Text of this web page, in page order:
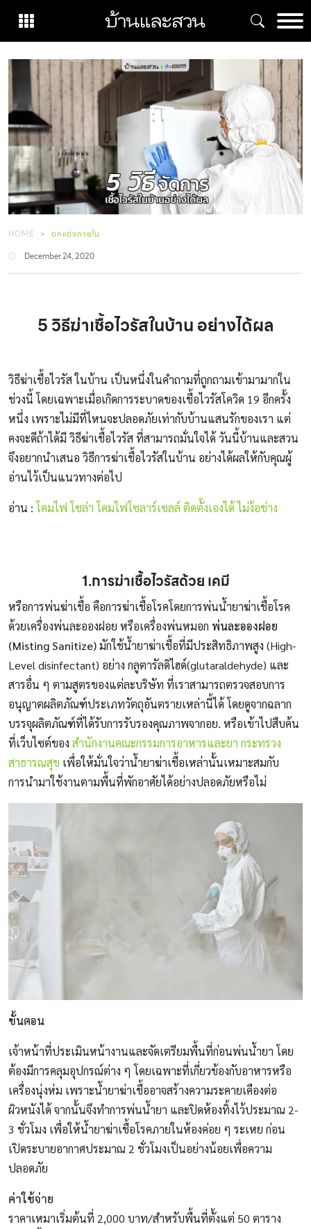
content
HOME
ตกแต่งภายใน
December 24, 2020
5 วิธีฆ่าเชื้อไวรัสในบ้าน อย่างได้ผล
วิธีฆ่าเชื้อไวรัส ในบ้าน เป็นหนึ่งในคำถามที่ถูกถามเข้ามามากใน
ช่วงนี้ โดยเฉพาะเมื่อเกิดการระบาดของเชื้อไวรัสโควิด 19 อีกครั้ง
หนึ่ง เพราะไม่มีที่ไหนจะปลอดภัยเท่ากับบ้านแสนรักของเรา แต่
คงจะดีถ้าได้มี วิธีฆ่าเชื้อไวรัส ที่สามารถมั่นใจได้ วันนี้บ้านและสวน
จึงอยากนำเสนอ วิธีการฆ่าเชื้อไวรัสในบ้าน อย่างได้ผลให้กับคุณผู้
อ่านไว้เป็นแนวทางต่อไป
อ่าน :โคมไฟ โซล่า โคมไฟโซลาร์เซลล์ ติดตั้งเองได้ ไม่ง้อช่าง
1.การฆ่าเชื้อไวรัสด้วย เคมี
หรือการพ่นฆ่าเชื้อ คือการฆ่าเชื้อโรคโดยการพ่นน้ำยาฆ่าเชื้อโรค
ด้วยเครื่องพ่นละอองฝอย หรือเครื่องพ่นหมอก พ่นละอองฝอย
(Misting Sanitize)มักใช้น้ำยาฆ่าเชื้อที่มีประสิทธิภาพสูง (High-
Level disinfectant) อย่าง กลูตารัลดิไฮด์(glutaraldehyde) และ
สารอื่น ๆ ตามสูตรของแต่ละบริษัท ที่เราสามารถตรวจสอบการ
อนุญาตผลิตภัณฑ์ประเภทวัตถุอันตรายเหล่านี้ได้ โดยดูจากฉลาก
บรรจุผลิตภัณฑ์ที่ได้รับการรับรองคุณภาพจากอย. หรือเข้าไปสืบค้น
ที่เว็บไซต์ของ สำนักงานคณะกรรมการอาหารและยา กระทรวง
สาธารณสุข เพื่อให้มั่นใจว่าน้ำยาฆ่าเชื้อเหล่านั้นเหมาะสมกับ
การนำมาใช้งานตามพื้นที่พักอาศัยได้อย่างปลอดภัยหรือไม่
ขั้นตอน
เจ้าหน้าที่ประเมินหน้างานและจัดเตรียมพื้นที่ก่อนพ่นน้ำยา โดย
ต้องมีการคลุมอุปกรณ์ต่าง ๆ โดยเฉพาะที่เกี่ยวข้องกับอาหารหรือ
เครื่องนุ่งห่ม เพราะน้ำยาฆ่าเชื้ออาจสร้างความระคายเคืองต่อ
ผิวหนังได้ จากนั้นจึงทำการพ่นน้ำยา และปิดห้องทิ้งไว้ประมาณ 2-
3 ชั่วโมง เพื่อให้น้ำยาฆ่าเชื้อโรคภายในห้องค่อย ๆ ระเหย ก่อน
เปิดระบายอากาศประมาณ 2 ชั่วโมงเป็นอย่างน้อยเพื่อความ
ปลอดภัย
ค่าใช้จ่าย
ราคาเหมาเริ่มต้นที่ 2,000 บาท/สำหรับพื้นที่ตั้งแต่ 50 ตาราง